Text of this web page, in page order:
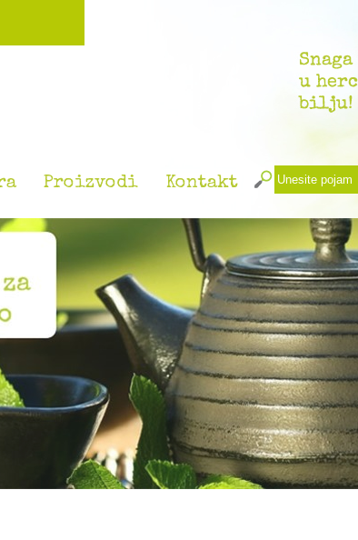
Proizvodi Kontakt